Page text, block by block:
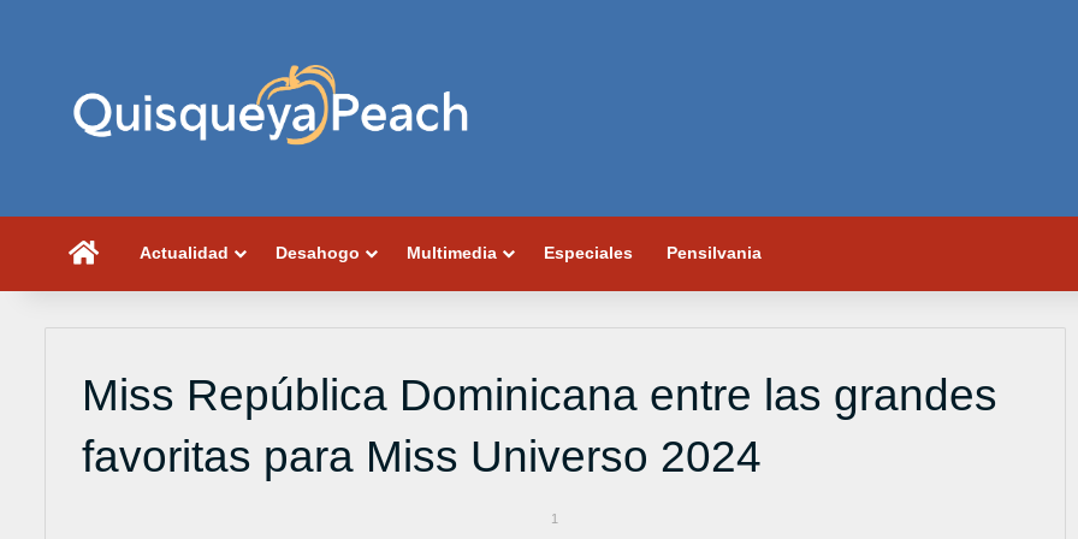
PortadaActualidad Desahogo Multimedia Especiales Pensilvania
Miss República Dominicana entre las grandes
favoritas para Miss Universo 2024
1